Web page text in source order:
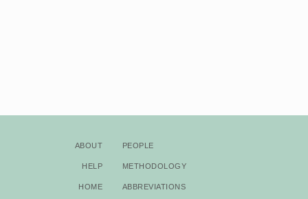
About
Help
Home
People
Methodology
Abbreviations